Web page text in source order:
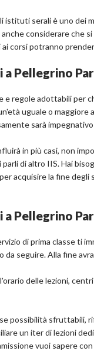
istituti serali è uno dei
anche considerare che
corsi potranno
a Pellegrino
e regole adottabili per
uguale o maggiore
sarà impegnativo
in più casi, non
di altro IIS. Hai
acquisire la fine
a Pellegrino
di prima classe ti
da seguire. Alla fine
delle lezioni,
possibilità sfruttabili,
un iter di lezioni
vuoi sapere